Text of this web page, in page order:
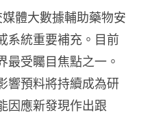
體大數據輔助藥物安
系統重要補充。目前
最受矚目焦點之一。
響預料將持續成為研
因應新發現作出跟